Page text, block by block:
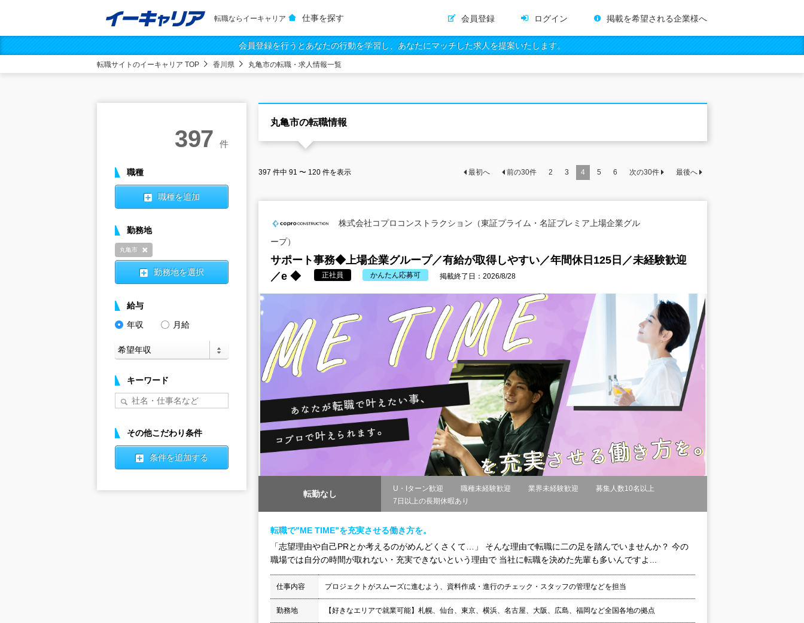
転職ならイーキャリア 仕事を探す 会員登録 ログイン 掲載を希望される企業様へ
会員登録を行うとあなたの行動を学習し、あなたにマッチした求人を提案いたします。
転職サイトのイーキャリア TOP 香川県 丸亀市の転職・求人情報一覧
丸亀市の転職情報
397 件中 91 〜 120 件を表示 最初へ 前の30件 2 3 4 5 6 次の30件 最後へ
株式会社コプロコンストラクション（東証プライム・名証プレミア上場企業グル
ープ）
サポート事務◆上場企業グループ／有給が取得しやすい／年間休日125日／未経験歓迎
／e ◆
正社員 かんたん応募可 掲載終了日：2026/8/28
転勤なし
U・Iターン歓迎 職種未経験歓迎 業界未経験歓迎
募集人数10名以上
7日以上の長期休暇あり
転職で”ME TIME”を充実させる働き方を。
「志望理由や自己PRとか考えるのがめんどくさくて…」 そんな理由で転職に二の足を踏んでいませんか？ 今の
職場では自分の時間が取れない・充実できないという理由で 当社に転職を決めた先輩も多いんですよ...
仕事内容 プロジェクトがスムーズに進むよう、資料作成・進行のチェック・スタッフの管理などを担当
勤務地 【好きなエリアで就業可能】札幌、仙台、東京、横浜、名古屋、大阪、広島、福岡など全国各地の拠点
397 件
職種
職種を追加
勤務地
丸亀市
勤務地を選択
給与
年収
月給
キーワード
その他こだわり条件
条件を追加する